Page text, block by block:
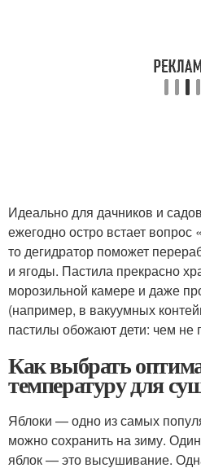
Идеально для дачников и
ежегодно остро встает вопрос
то дегидратор поможет
и ягоды. Пастила прекрасно
морозильной камере и даже
(например, в вакуумных
пастилы обожают дети: чем не
Как выбрать
температуру для
Яблоки — одно из самых
можно сохранить на зиму.
яблок — это высушивание.